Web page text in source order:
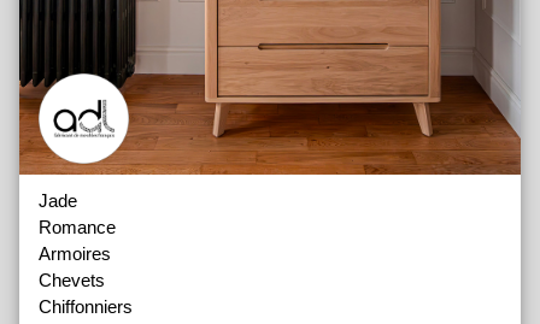
Jade
Romance
Armoires
Chevets
Chiffonniers